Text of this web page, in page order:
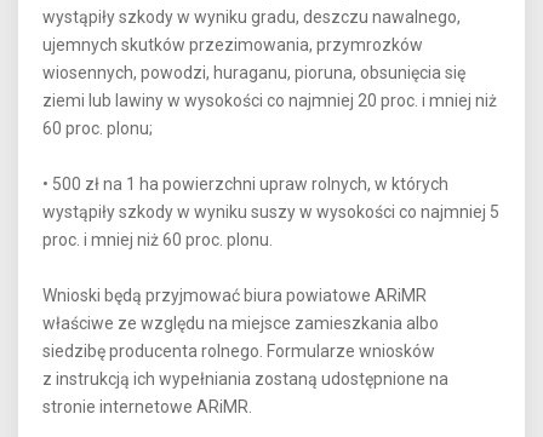
wystąpiły szkody w wyniku gradu, deszczu nawalnego,
ujemnych skutków przezimowania, przymrozków
wiosennych, powodzi, huraganu, pioruna, obsunięcia się
ziemi lub lawiny w wysokości co najmniej 20 proc. i mniej niż
60 proc. plonu;
• 500 zł na 1 ha powierzchni upraw rolnych, w których
wystąpiły szkody w wyniku suszy w wysokości co najmniej 5
proc. i mniej niż 60 proc. plonu.
Wnioski będą przyjmować biura powiatowe ARiMR
właściwe ze względu na miejsce zamieszkania albo
siedzibę producenta rolnego. Formularze wniosków
z instrukcją ich wypełniania zostaną udostępnione na
stronie internetowe ARiMR.